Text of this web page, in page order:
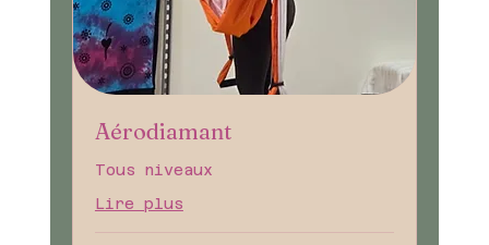
Aérodiamant
Tous niveaux
Lire plus